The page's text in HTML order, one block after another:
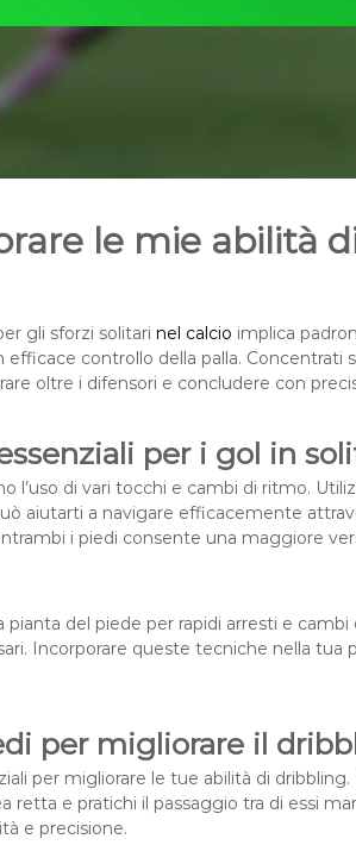
le mie abilità
gli sforzi solitari nel calcio implica
controllo della palla. Concentrati
oltre i difensori e concludere con
per i gol in
l’uso di vari tocchi e cambi di ritmo.
aiutarti a navigare efficacemente
i piedi consente una maggiore
pianta del piede per rapidi arresti e
Incorporare queste tecniche nella tua
per migliorare il
per migliorare le tue abilità di
retta e pratichi il passaggio tra di essi
e precisione.